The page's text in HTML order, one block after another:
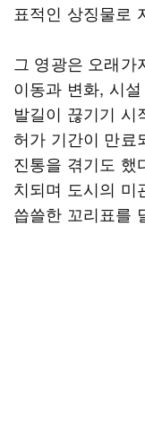
표적인 상징물로
그 영광은 오래가
이동과 변화, 시
발길이 끊기기 시
허가 기간이 만료
진통을 겪기도 했
치되며 도시의 미
씁쓸한 꼬리표를